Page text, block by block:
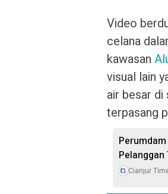
Video
celana
kawasan
visual lain
air besar
terpasang
Cianjur